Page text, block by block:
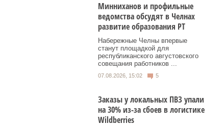
Минниханов и профильные
ведомства обсудят в Челнах
развитие образования РТ
Набережные Челны впервые
станут площадкой для
республиканского августовского
совещания работников ...
07.08.2026, 15:02 5
Заказы у локальных ПВЗ упали
на 30% из-за сбоев в логистике
Wildberries